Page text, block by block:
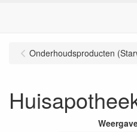
Onderhoudsproducten